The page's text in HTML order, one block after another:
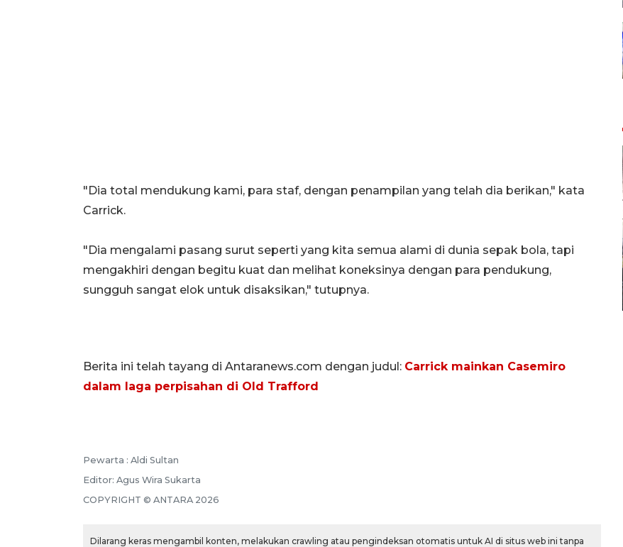
"Dia total mendukung kami, para staf, dengan penampilan yang telah dia berikan," kata
Carrick.
"Dia mengalami pasang surut seperti yang kita semua alami di dunia sepak bola, tapi
mengakhiri dengan begitu kuat dan melihat koneksinya dengan para pendukung,
sungguh sangat elok untuk disaksikan," tutupnya.
Berita ini telah tayang di Antaranews.com dengan judul: Carrick mainkan Casemiro
dalam laga perpisahan di Old Trafford
Pewarta : Aldi Sultan
Editor: Agus Wira Sukarta
COPYRIGHT © ANTARA 2026
Dilarang keras mengambil konten, melakukan crawling atau pengindeksan otomatis untuk AI di situs web ini tanpa
Tingkat hunian hotel di
Lampung naik pada Maret
2026